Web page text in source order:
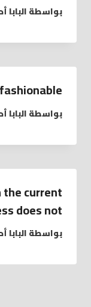
بواسطةالبابا
بواسطةالبابا
current
does not
بواسطةالبابا